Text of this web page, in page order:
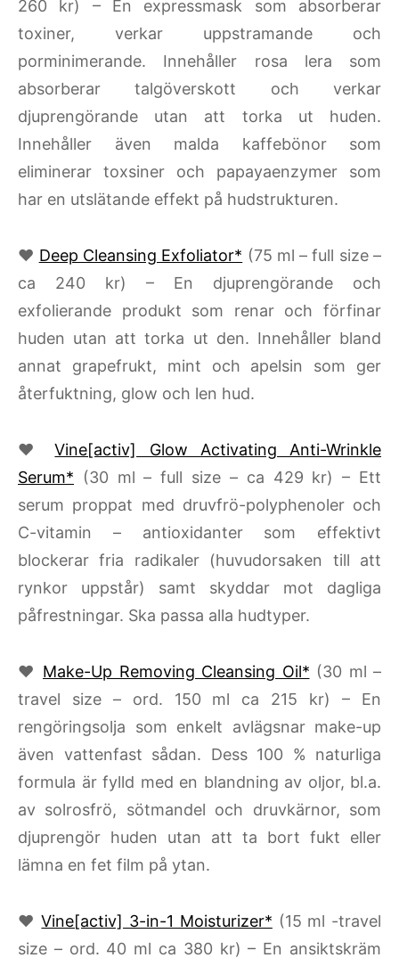
260 kr) – En expressmask som absorberar
toxiner, verkar uppstramande och
porminimerande. Innehåller rosa lera som
absorberar talgöverskott och verkar
djuprengörande utan att torka ut huden.
Innehåller även malda kaffebönor som
eliminerar toxsiner och papayaenzymer som
har en utslätande effekt på hudstrukturen.
♥ Deep Cleansing Exfoliator* (75 ml – full size –
ca 240 kr) – En djuprengörande och
exfolierande produkt som renar och förfinar
huden utan att torka ut den. Innehåller bland
annat grapefrukt, mint och apelsin som ger
återfuktning, glow och len hud.
♥Vine[activ] Glow Activating Anti-Wrinkle
Serum* (30 ml – full size – ca 429 kr) – Ett
serum proppat med druvfrö-polyphenoler och
C-vitamin – antioxidanter som effektivt
blockerar fria radikaler (huvudorsaken till att
rynkor uppstår) samt skyddar mot dagliga
påfrestningar. Ska passa alla hudtyper.
♥ Make-Up Removing Cleansing Oil* (30 ml –
travel size – ord. 150 ml ca 215 kr) – En
rengöringsolja som enkelt avlägsnar make-up
även vattenfast sådan. Dess 100 % naturliga
formula är fylld med en blandning av oljor, bl.a.
av solrosfrö, sötmandel och druvkärnor, som
djuprengör huden utan att ta bort fukt eller
lämna en fet film på ytan.
♥Vine[activ] 3-in-1 Moisturizer* (15 ml -travel
size – ord. 40 ml ca 380 kr) – En ansiktskräm